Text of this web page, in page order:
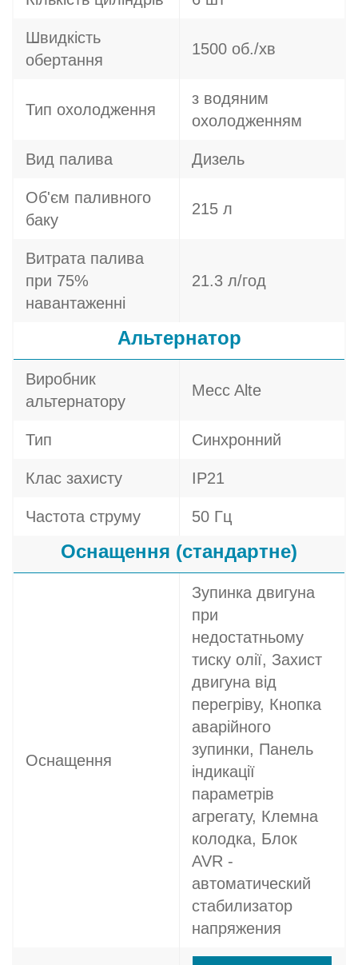
Швидкість
обертання
1500 об./хв
Тип охолодження
з водяним
охолодженням
Вид палива Дизель
Об'єм паливного
баку
215 л
Витрата палива
при 75%
навантаженні
21.3 л/год
Альтернатор
Виробник
альтернатору
Mecc Alte
Тип Синхронний
Клас захисту IP21
Частота струму 50 Гц
Оснащення (стандартне)
Оснащення
Зупинка двигуна
при
недостатньому
тиску олії, Захист
двигуна від
перегріву, Кнопка
аварійного
зупинки, Панель
індикації
параметрів
агрегату, Клемна
колодка, Блок
AVR -
автоматический
стабилизатор
напряжения